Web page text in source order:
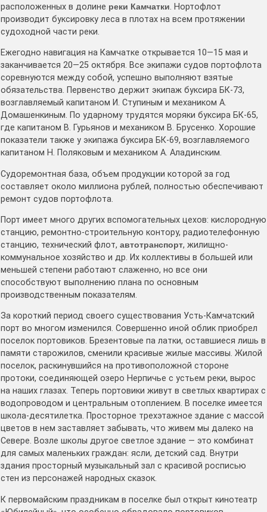
расположенных в долине реки Камчатки. Нортофлот
производит буксировку леса в плотах на всем протяжении
судоходной части реки.
Ежегодно навигация на Камчатке открывается 10—15 мая и
заканчивается 20—25 октября. Все экипажи судов портофлота
соревнуются между собой, успешно выполняют взятые
обязательства. Первенство держит экипаж буксира БК-73,
возглавляемый капитаном И. Ступиным и механиком A.
Домашенкиным. По ударному трудятся моряки буксира БК-65,
где капитаном B. Гурьянов и механиком В. Брусенко. Хорошие
показатели также у экипажа буксира БК-69, возглавляемого
капитаном Н. Поляковым и механиком А. Аладинским.
Судоремонтная база, объем продукции которой за год
составляет около миллиона рублей, полностью обеспечивают
ремонт судов портофлота.
Порт имеет много других вспомогательных цехов: кислородную
станцию, ремонтно-строительную контору, радиотелефонную
станцию, технический флот, автотранспорт, жилищно-
коммунальное хозяйство и др. Их коллективы в большей или
меньшей степени работают слаженно, но все они
способствуют выполнению плана по основным
производственным показателям.
За короткий период своего существования Усть-Камчатский
порт во многом изменился. Совершенно иной облик приобрел
поселок портовиков. Брезентовые па латки, оставшиеся лишь в
памяти старожилов, сменили красивые жилые массивы. Жилой
поселок, раскинувшийся на противоположной стороне
протоки, соединяющей озеро Нерпичье с устьем реки, вырос
на наших глазах. Теперь портовики живут в светлых квартирах с
водопроводом и центральным отоплением. В поселке имеется
школа-десятилетка. Просторное трехэтажное здание с массой
цветов в нем заставляет забывать, что живем мы далеко на
Севере. Возле школы другое светлое здание — это комбинат
для самых маленьких граждан: ясли, детский сад. Внутри
здания просторный музыкальный зал с красивой росписью
стен из персонажей народных сказок.
К первомайским праздникам в поселке был открыт кинотеатр